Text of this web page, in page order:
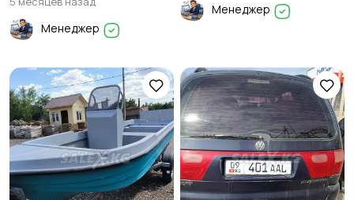
Менеджер
Менеджер